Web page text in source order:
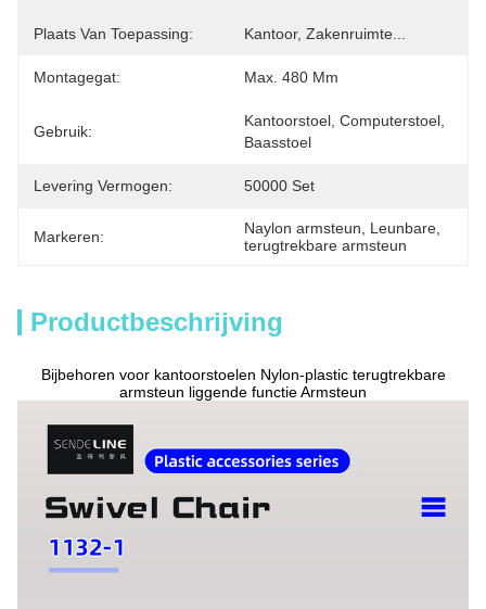
Plaats Van Toepassing: Kantoor, Zakenruimte...
Montagegat: Max. 480 Mm
Gebruik:
Kantoorstoel, Computerstoel,
Baasstoel
Levering Vermogen: 50000 Set
Markeren: Naylon armsteun Leunbare
terugtrekbare armsteun
Productbeschrijving
Bijbehoren voor kantoorstoelen Nylon-plastic terugtrekbare
armsteun liggende functie Armsteun